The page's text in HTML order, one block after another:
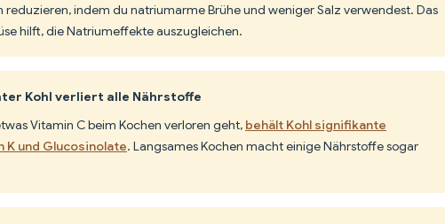
reduzieren, indem du natriumarme Brühe und weniger Salz verwendest. Das
hilft, die Natriumeffekte auszugleichen.
Kohl verliert alle Nährstoffe
Vitamin C beim Kochen verloren geht, behält Kohl signifikante
K und Glucosinolate. Langsames Kochen macht einige Nährstoffe sogar